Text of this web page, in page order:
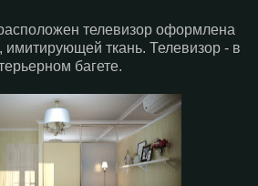
телевизор оформлена
имитирующей ткань. Телевизор - в
багете.